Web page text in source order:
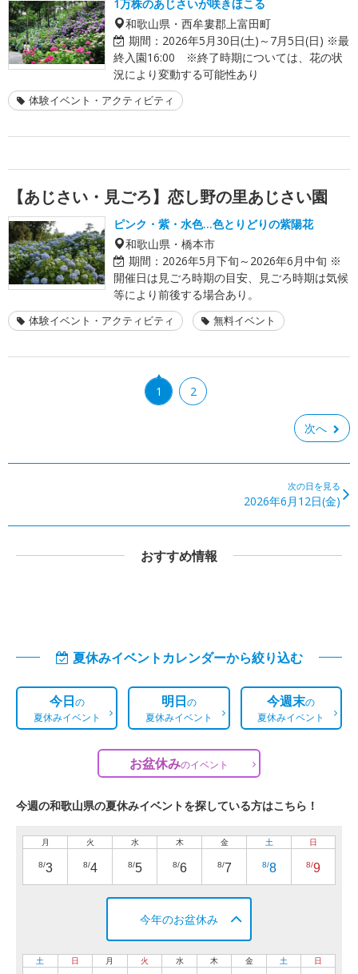
1万株のあじさいが咲きほこる
和歌山県・西牟婁郡上富田町
期間： 2026年5月30日(土)～7月5日(日) ※最
終入園16:00 ※終了時期については、花の状
況により変動する可能性あり
体験イベント・アクティビティ
【あじさい・見ごろ】恋し野の里あじさい園
ピンク・紫・水色…色とりどりの紫陽花
和歌山県・橋本市
期間： 2026年5月下旬～2026年6月中旬 ※
開催日は見ごろ時期の目安、見ごろ時期は気候
等により前後する場合あり。
体験イベント・アクティビティ 無料イベント
1 2
次へ
次の日を見る
2026年6月12日(金)
おすすめ情報
夏休みイベントカレンダーから絞り込む
今日の
夏休みイベント
明日の
夏休みイベント
今週末の
夏休みイベント
お盆休みのイベント
今週の和歌山県の夏休みイベントを探している方はこちら！
月
8/3
火
8/4
水
8/5
木
8/6
金
8/7
土
8/8
日
8/9
今年のお盆休み
土 日 月 火 水 木 金 土 日